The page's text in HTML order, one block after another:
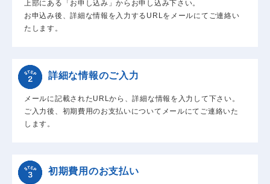
上部にある「お申し込み」からお申し込み下さい。
お申込み後、詳細な情報を入力するURLをメールにてご連絡い
たします。
詳細な情報のご入力
メールに記載されたURLから、詳細な情報を入力して下さい。
ご入力後、初期費用のお支払いについてメールにてご連絡いた
します。
初期費用のお支払い